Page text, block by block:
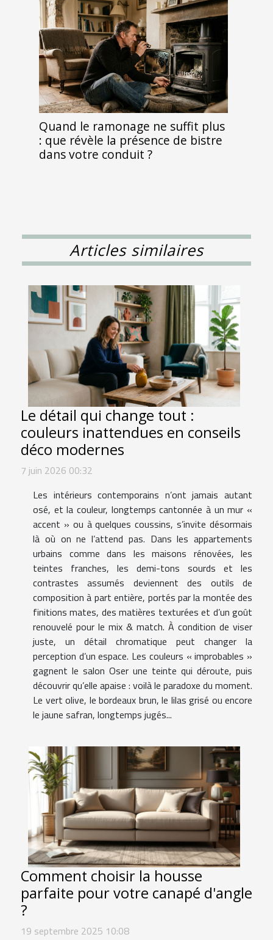
Quand le ramonage ne suffit plus
: que révèle la présence de bistre
dans votre conduit ?
Articles similaires
Le détail qui change tout :
couleurs inattendues en conseils
déco modernes
7 juin 2026 00:32
Les intérieurs contemporains n’ont jamais autant
osé, et la couleur, longtemps cantonnée à un mur «
accent » ou à quelques coussins, s’invite désormais
là où on ne l’attend pas. Dans les appartements
urbains comme dans les maisons rénovées, les
teintes franches, les demi-tons sourds et les
contrastes assumés deviennent des outils de
composition à part entière, portés par la montée des
finitions mates, des matières texturées et d’un goût
renouvelé pour le mix & match. À condition de viser
juste, un détail chromatique peut changer la
perception d’un espace. Les couleurs « improbables »
gagnent le salon Oser une teinte qui déroute, puis
découvrir qu’elle apaise : voilà le paradoxe du moment.
Le vert olive, le bordeaux brun, le lilas grisé ou encore
le jaune safran, longtemps jugés...
Comment choisir la housse
parfaite pour votre canapé d'angle
?
19 septembre 2025 10:08